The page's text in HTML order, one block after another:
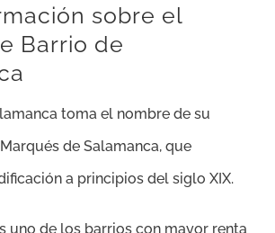
sobre el
Barrio de
toma el nombre de su
de Salamanca, que
a principios del siglo XIX.
uno de los barrios con mayor renta